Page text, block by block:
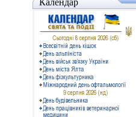
Календар